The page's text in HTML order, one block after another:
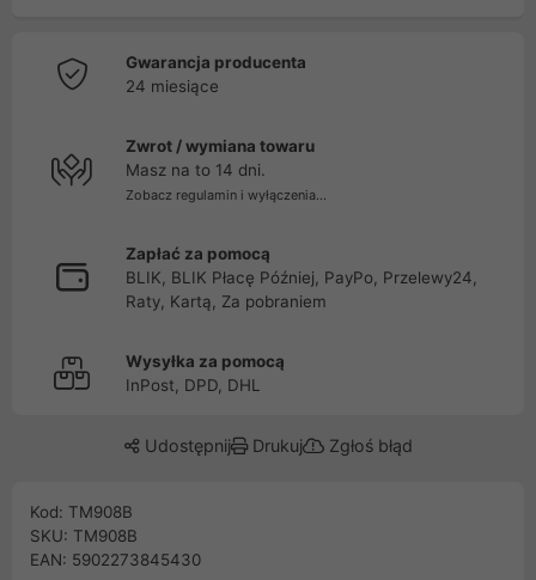
Gwarancja producenta
24 miesiące
Zwrot / wymiana towaru
Masz na to 14 dni.
Zobacz regulamin i wyłączenia...
Zapłać za pomocą
BLIK, BLIK Płacę Później, PayPo, Przelewy24,
Raty, Kartą, Za pobraniem
Wysyłka za pomocą
InPost, DPD, DHL
Udostępnij Drukuj Zgłoś błąd
Kod: TM908B
SKU: TM908B
EAN: 5902273845430